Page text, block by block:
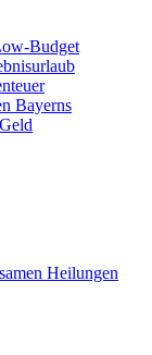
Budget
Bayerns
Heilungen